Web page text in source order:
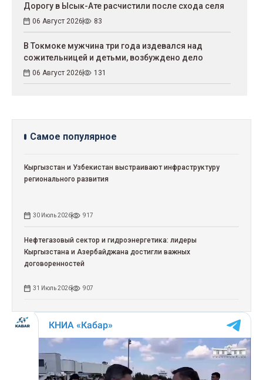
Дорогу в Ысык-Ате расчистили после схода селя
06 Август 2026 83
В Токмоке мужчина три года издевался над
сожительницей и детьми, возбуждено дело
06 Август 2026 131
Самое популярное
Кыргызстан и Узбекистан выстраивают инфраструктуру
регионального развития
30 Июль 2026 917
Нефтегазовый сектор и гидроэнергетика: лидеры
Кыргызстана и Азербайджана достигли важных
договоренностей
31 Июль 2026 907